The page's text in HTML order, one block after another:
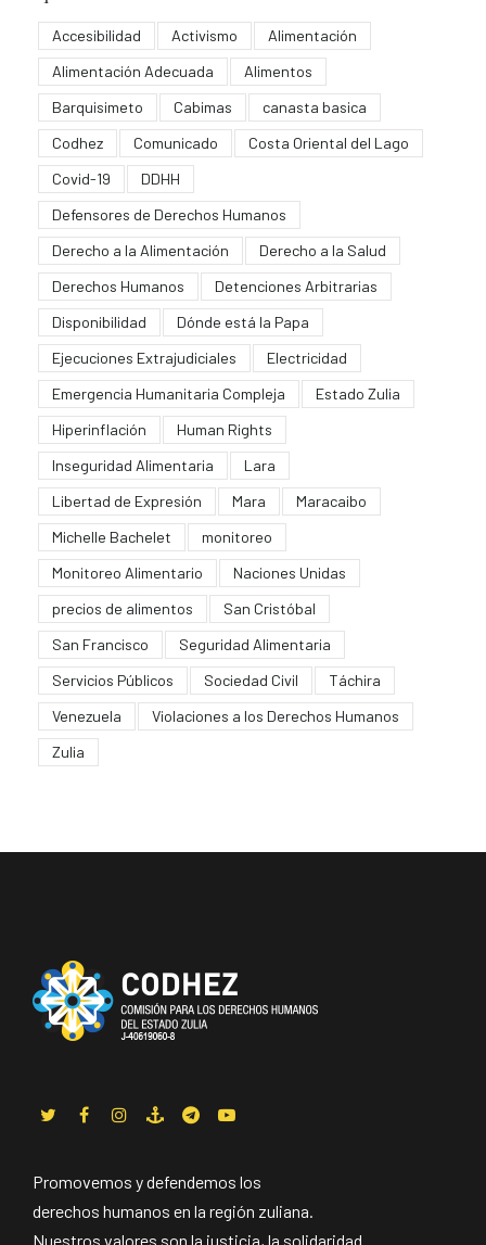
Accesibilidad Activismo
Alimentación
Alimentación Adecuada
Alimentos
Barquisimeto
Cabimas
canasta basica
Codhez
Comunicado
Costa Oriental del Lago
Covid-19
DDHH
Defensores de Derechos Humanos
Derecho a la Alimentación
Derecho a la Salud
Derechos Humanos
Detenciones Arbitrarias
Disponibilidad
Dónde está la Papa
Ejecuciones Extrajudiciales
Electricidad
Emergencia Humanitaria Compleja
Estado Zulia
Hiperinflación
Human Rights
Inseguridad Alimentaria
Lara
Libertad de Expresión
Mara
Maracaibo
Michelle Bachelet
monitoreo
Monitoreo Alimentario
Naciones Unidas
precios de alimentos
San Cristóbal
San Francisco
Seguridad Alimentaria
Servicios Públicos
Sociedad Civil
Táchira
Venezuela
Violaciones a los Derechos Humanos
Zulia
Promovemos y defendemos los
derechos humanos en la región zuliana.
Nuestros valores son la justicia, la solidaridad